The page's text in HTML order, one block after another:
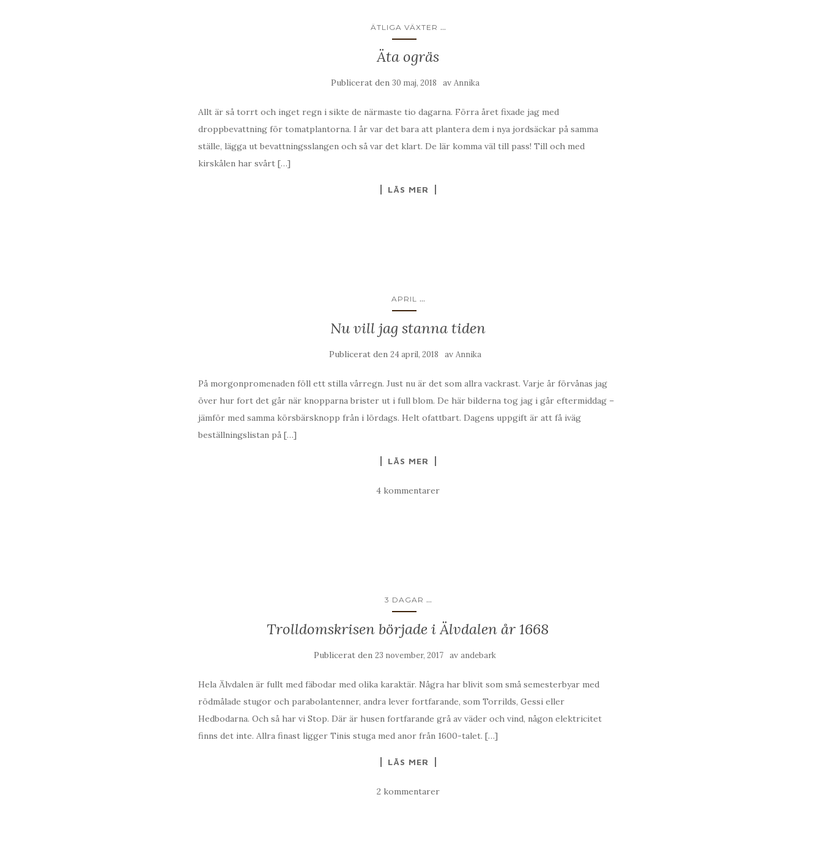
ÄTLIGA VÄXTER ...
Äta ogräs
Publicerat den 30 maj, 2018 av Annika
Allt är så torrt och inget regn i sikte de närmaste tio dagarna. Förra året fixade jag med
droppbevattning för tomatplantorna. I år var det bara att plantera dem i nya jordsäckar på samma
ställe, lägga ut bevattningsslangen och så var det klart. De lär komma väl till pass! Till och med
kirskålen har svårt […]
LÄS MER
APRIL ...
Nu vill jag stanna tiden
Publicerat den 24 april, 2018 av Annika
På morgonpromenaden föll ett stilla vårregn. Just nu är det som allra vackrast. Varje år förvånas jag
över hur fort det går när knopparna brister ut i full blom. De här bilderna tog jag i går eftermiddag –
jämför med samma körsbärsknopp från i lördags. Helt ofattbart. Dagens uppgift är att få iväg
beställningslistan på […]
LÄS MER
4 kommentarer
3 DAGAR ...
Trolldomskrisen började i Älvdalen år 1668
Publicerat den 23 november, 2017 av andebark
Hela Älvdalen är fullt med fäbodar med olika karaktär. Några har blivit som små semesterbyar med
rödmålade stugor och parabolantenner, andra lever fortfarande, som Torrilds, Gessi eller
Hedbodarna. Och så har vi Stop. Där är husen fortfarande grå av väder och vind, någon elektricitet
finns det inte. Allra finast ligger Tinis stuga med anor från 1600-talet. […]
LÄS MER
2 kommentarer